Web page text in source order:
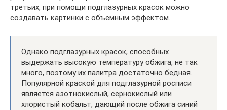
третьих, при помощи подглазурных красок можно
создавать картинки с объемным эффектом.
Однако подглазурных красок, способных
выдержать высокую температуру обжига, не так
много, поэтому их палитра достаточно бедная.
Популярной краской для подглазурной росписи
является азотнокислый, сернокислый или
хлористый кобальт, дающий после обжига синий